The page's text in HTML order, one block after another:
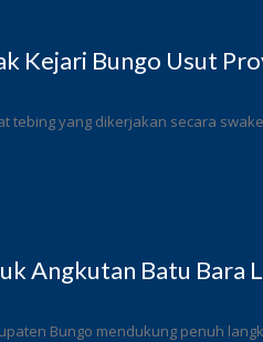
Kejari Bungo Usut
tebing yang dikerjakan secara
Angkutan Batu Bara
Bungo mendukung penuh